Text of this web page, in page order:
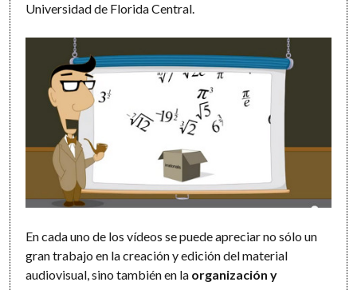
Universidad de Florida Central.
En cada uno de los vídeos se puede apreciar no sólo un
gran trabajo en la creación y edición del material
audiovisual, sino también en la organización y